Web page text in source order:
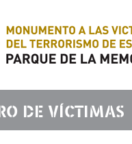
DE VÍCTIMAS